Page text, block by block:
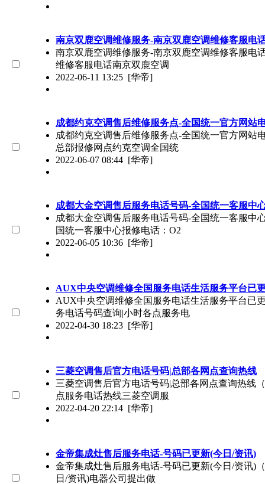
南京双鹿空调维修服务-南京双鹿空调维修客服电
南京双鹿空调维修服务-南京双鹿空调维修客服电
维修客服电话南京双鹿空调
2022-06-11 13:25 [华帝]
成都约克空调售后维修服务点-全国统一官方网站
成都约克空调售后维修服务点-全国统一官方网站
总部报修网点约克空调全国统
2022-06-07 08:44 [华帝]
成都大金空调售后服务电话号码-全国统一客服中
成都大金空调售后服务电话号码-全国统一客服中
国统一客服中心报修电话：O2
2022-06-05 10:36 [华帝]
AUX中央空调维修全国服务电话生活服务平台已
AUX中央空调维修全国服务电话生活服务平台已
务电话号码查询|小时各点服务电
2022-04-30 18:23 [华帝]
三菱空调售后官方电话号码|总部各网点查询热线
三菱空调售后官方电话号码|总部各网点查询热线
点服务电话热线三菱空调服
2022-04-20 22:14 [华帝]
金帝集成灶售后服务电话-号码已更新(今日/资讯)
金帝集成灶售后服务电话-号码已更新(今日/资讯)
日/资讯)电器公司提出做